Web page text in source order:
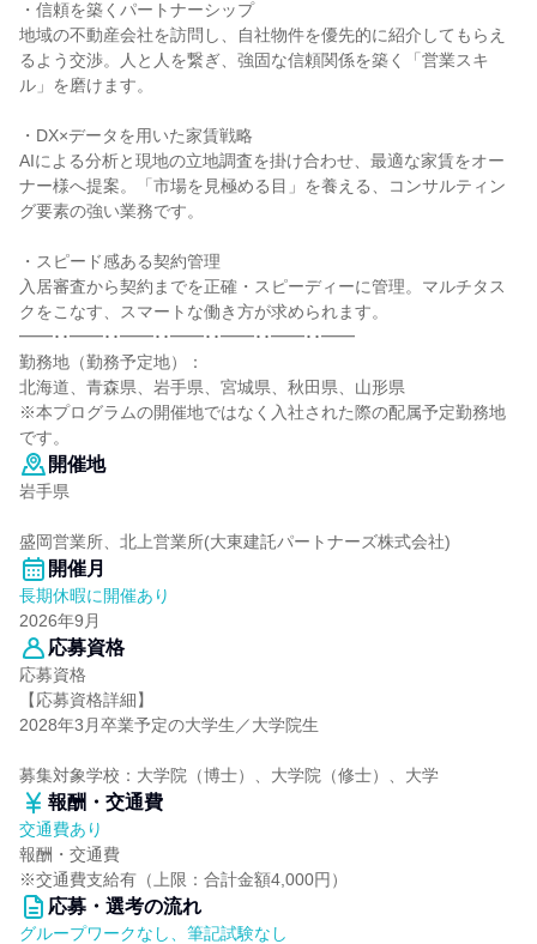
・信頼を築くパートナーシップ
地域の不動産会社を訪問し、自社物件を優先的に紹介してもらえ
るよう交渉。人と人を繋ぎ、強固な信頼関係を築く「営業スキ
ル」を磨けます。
・DX×データを用いた家賃戦略
AIによる分析と現地の立地調査を掛け合わせ、最適な家賃をオー
ナー様へ提案。「市場を見極める目」を養える、コンサルティン
グ要素の強い業務です。
・スピード感ある契約管理
入居審査から契約までを正確・スピーディーに管理。マルチタス
クをこなす、スマートな働き方が求められます。
━━･･━━･･━━･･━━･･━━･･━━･･━━
勤務地（勤務予定地）：
北海道、青森県、岩手県、宮城県、秋田県、山形県
※本プログラムの開催地ではなく入社された際の配属予定勤務地
です。
開催地
岩手県
盛岡営業所、北上営業所(大東建託パートナーズ株式会社)
開催月
長期休暇に開催あり
2026年9月
応募資格
応募資格
【応募資格詳細】
2028年3月卒業予定の大学生／大学院生
募集対象学校：大学院（博士）、大学院（修士）、大学
報酬・交通費
交通費あり
報酬・交通費
※交通費支給有（上限：合計金額4,000円）
応募・選考の流れ
グループワークなし、筆記試験なし